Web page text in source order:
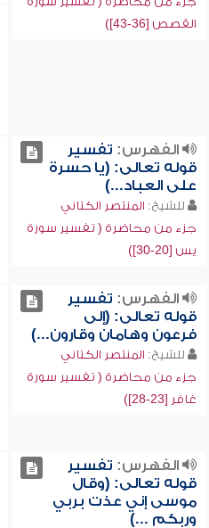
القصص [36-43])
الفهرس: تفسير
قوله تعالى: (يا حسرة
على العباد...)
للشيخ: المنتصر الكتاني
جزء من محاضرة ( تفسير سورة
يس [20-30])
الفهرس: تفسير
قوله تعالى: (إلى
فرعون وهامان وقارون...)
للشيخ: المنتصر الكتاني
جزء من محاضرة ( تفسير سورة
غافر [23-28])
الفهرس: تفسير
قوله تعالى: (وقال
موسى إني عذت بربي
وربكم ...)